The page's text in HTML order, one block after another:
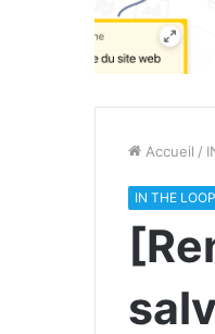
Accueil /
IN THE LOOP